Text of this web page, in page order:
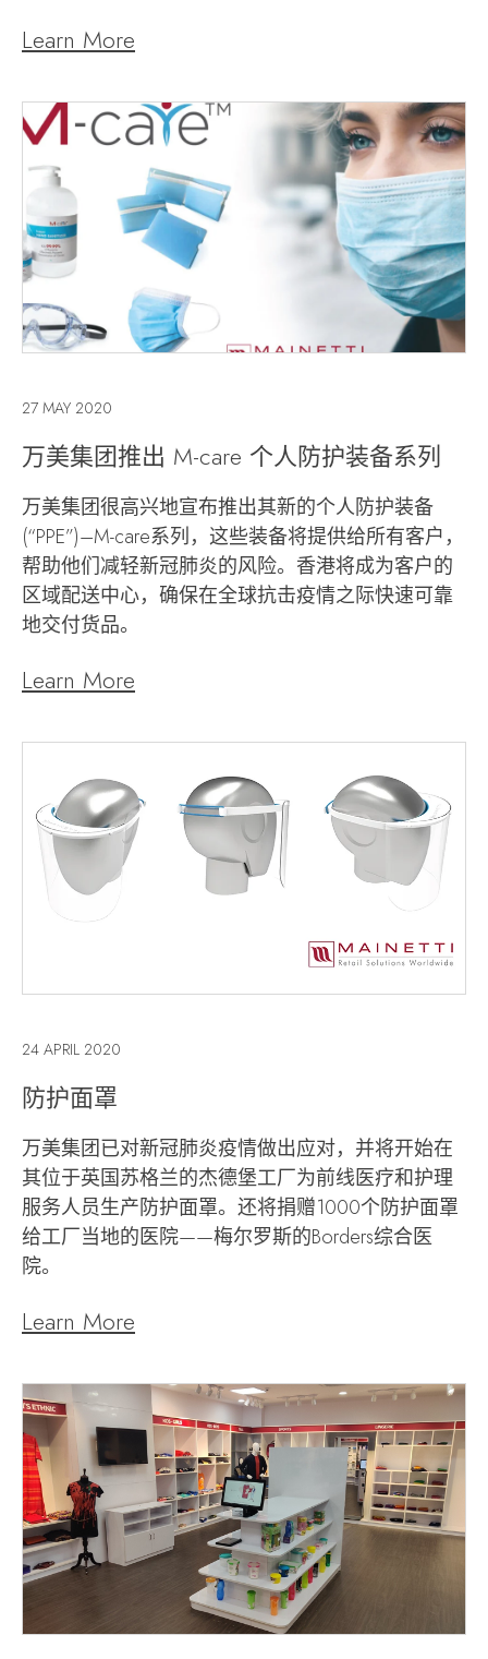
Learn More
27 MAY 2020
万美集团推出 M-care 个人防护装备系列
万美集团很高兴地宣布推出其新的个人防护装备
(“PPE”)–M-care系列，这些装备将提供给所有客户，
帮助他们减轻新冠肺炎的风险。香港将成为客户的
区域配送中心，确保在全球抗击疫情之际快速可靠
地交付货品。
Learn More
24 APRIL 2020
防护面罩
万美集团已对新冠肺炎疫情做出应对，并将开始在
其位于英国苏格兰的杰德堡工厂为前线医疗和护理
服务人员生产防护面罩。还将捐赠1000个防护面罩
给工厂当地的医院——梅尔罗斯的Borders综合医
院。
Learn More